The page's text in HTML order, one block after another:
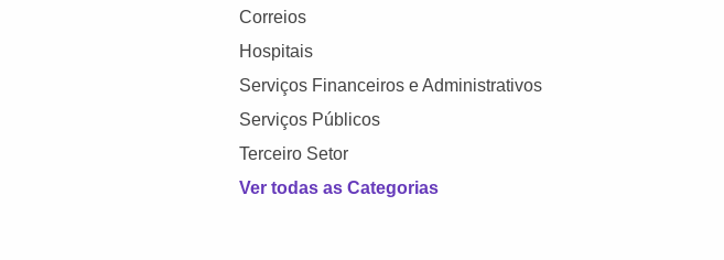
Correios
Hospitais
Serviços Financeiros e Administrativos
Serviços Públicos
Terceiro Setor
Ver todas as Categorias